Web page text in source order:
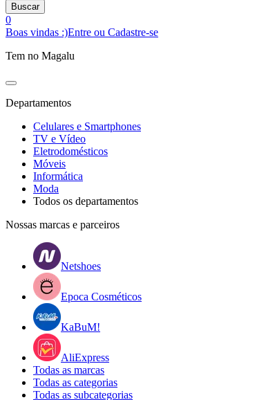
Buscar
0
Boas vindas :)Entre ou Cadastre-se
Tem no Magalu
Departamentos
Celulares e Smartphones
TV e Vídeo
Eletrodomésticos
Móveis
Informática
Moda
Todos os departamentos
Nossas marcas e parceiros
Netshoes
Epoca Cosméticos
KaBuM!
AliExpress
Todas as marcas
Todas as categorias
Todas as subcategorias